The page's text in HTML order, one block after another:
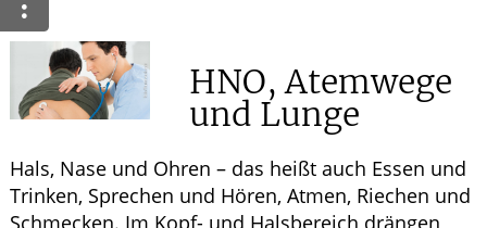
HNO, Atemwege
und Lunge
Hals, Nase und Ohren – das heißt auch Essen und
Trinken, Sprechen und Hören, Atmen, Riechen und
Schmecken. Im Kopf- und Halsbereich drängen